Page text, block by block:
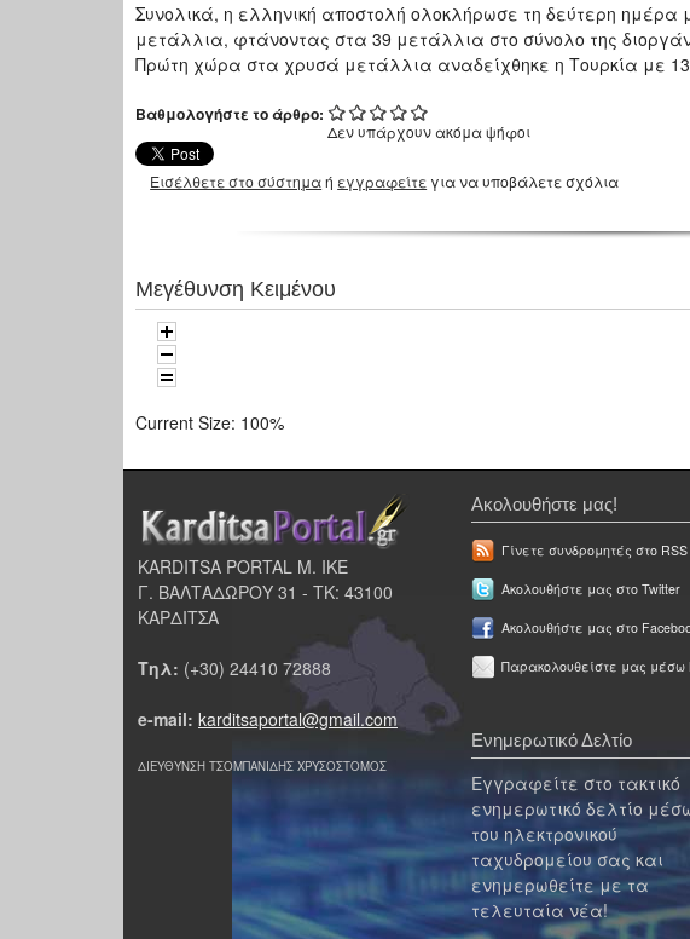
Συνολικά, η ελληνική αποστολή ολοκλήρωσε τη δεύτερη
μετάλλια, φτάνοντας στα 39 μετάλλια στο σύνολο της
Πρώτη χώρα στα χρυσά μετάλλια αναδείχθηκε η Τουρκία με
Βαθμολογήστε το άρθρο:
Δεν υπάρχουν ακόμα ψήφοι
Εισέλθετε στο σύστημαή εγγραφείτε για να υποβάλετε σχόλια
Μεγέθυνση Κειμένου
Current Size: 100%
KARDITSA PORTAL Μ. ΙΚΕ
Γ. ΒΑΛΤΑΔΩΡΟΥ 31 - ΤΚ: 43100
ΚΑΡΔΙΤΣΑ
Τηλ: (+30) 24410 72888
e-mail: karditsaportal@gmail.com
ΔΙΕΥΘΥΝΣΗ ΤΣΟΜΠΑΝΙΔΗΣ ΧΡΥΣΟΣΤΟΜΟΣ
Ακολουθήστε μας!
Γίνετε συνδρομητές στο
Ακολουθήστε μας στο Twitter
Ακολουθήστε μας στο
Παρακολουθείστε μας μέσω
Ενημερωτικό Δελτίο
Εγγραφείτε στο τακτικό
ενημερωτικό δελτίο
του ηλεκτρονικού
ταχυδρομείου σας και
ενημερωθείτε με τα
τελευταία νέα!